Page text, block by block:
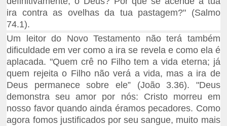
ira contra as ovelhas da tua pastagem?" (Salmo
74.1).
Um leitor do Novo Testamento não terá também
dificuldade em ver como a ira se revela e como ela é
aplacada. "Quem crê no Filho tem a vida eterna; já
quem rejeita o Filho não verá a vida, mas a ira de
Deus permanece sobre ele” (João 3.36). "Deus
demonstra seu amor por nós: Cristo morreu em
nosso favor quando ainda éramos pecadores. Como
agora fomos justificados por seu sangue, muito mais